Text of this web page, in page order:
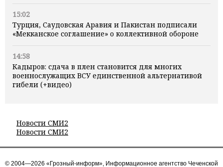
15:02
Турция, Саудовская Аравия и Пакистан подписали
«Мекканское соглашение» о коллективной обороне
14:58
Кадыров: сдача в плен становится для многих
военнослужащих ВСУ единственной альтернативой
гибели (+видео)
Новости СМИ2
Новости СМИ2
© 2004—2026 «Грозный-информ», Информационное агентство Чеченской